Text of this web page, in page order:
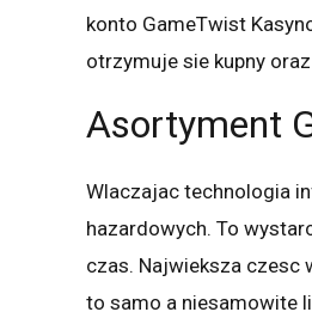
konto GameTwist
otrzymuje sie kupny
Asortyment
Wlaczajac technologia
hazardowych. To
czas. Najwieksza czesc
to samo a niesamowite